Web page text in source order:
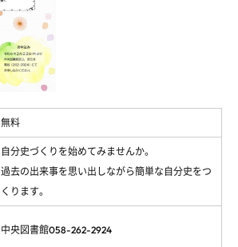
無料
自分史づくりを始めてみませんか。
過去の出来事を思い出しながら簡単な自分史をつ
くります。
中央図書館058-262-2924